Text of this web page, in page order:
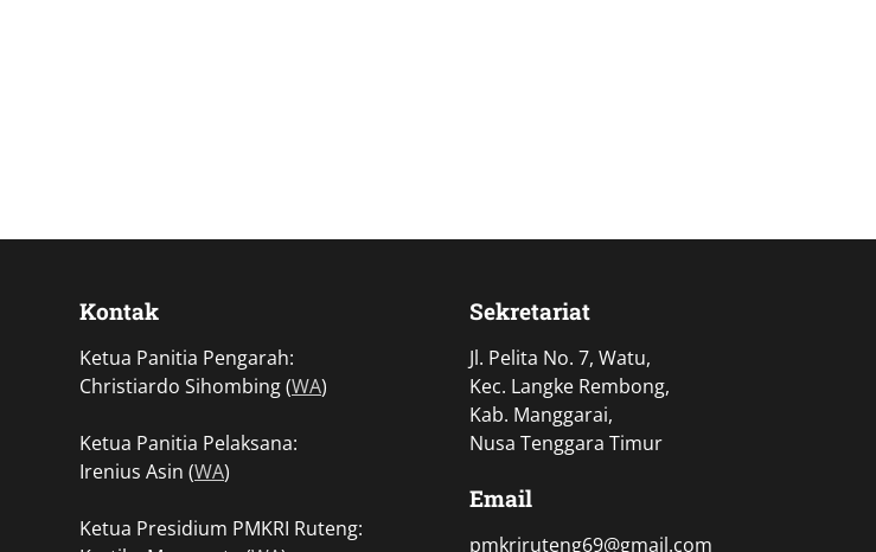
Kontak
Ketua Panitia Pengarah:
Christiardo Sihombing (WA)
Ketua Panitia Pelaksana:
Irenius Asin (WA)
Ketua Presidium PMKRI Ruteng:
Sekretariat
Jl. Pelita No. 7, Watu,
Kec. Langke Rembong,
Kab. Manggarai,
Nusa Tenggara Timur
Email
pmkriruteng69@gmail.com